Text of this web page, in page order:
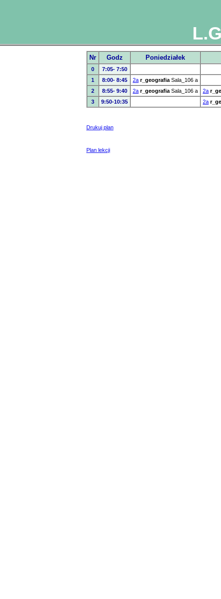
Nr Godz Poniedziałek
0
7:05- 7:50
1
8:00- 8:45 2a r_geografia Sala_106 a
2
8:55- 9:40 2a r_geografia Sala_106 a 2a
3
9:50-10:35 2a
Drukuj plan
Plan lekcji